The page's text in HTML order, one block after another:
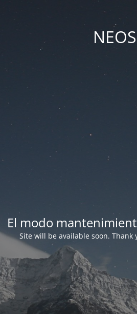
NEOS
El modo
Site will be available soon. Thank